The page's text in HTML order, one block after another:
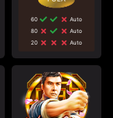
60
Auto
80
Auto
20
Auto